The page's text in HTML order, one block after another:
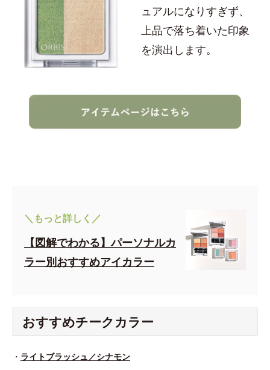
ュアルになりすぎず、
上品で落ち着いた印象
を演出します。
＼もっと詳しく／
【図解でわかる】パーソナルカ
ラー別おすすめアイカラー
おすすめチークカラー
・ ライトブラッシュ／シナモン